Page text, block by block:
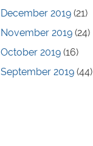
December 2019 (21)
November 2019 (24)
October 2019 (16)
September 2019 (44)